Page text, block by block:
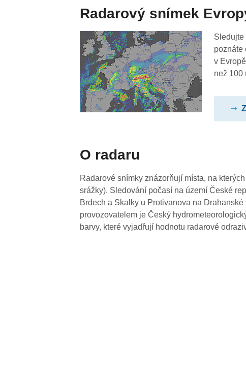
Radarový snímek
Sledujte
poznáte
v
než 100
O radaru
Radarové snímky znázorňují místa, na
srážky). Sledování počasí na území České
Brdech a Skalky u Protivanova na
provozovatelem je Český
barvy, které vyjadřují hodnotu radarové